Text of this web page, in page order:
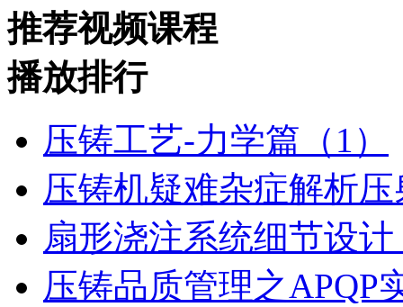
推荐视频课程
播放排行
压铸工艺-力学篇（1）
压铸机疑难杂症解析
扇形浇注系统细节设计
压铸品质管理之APQP